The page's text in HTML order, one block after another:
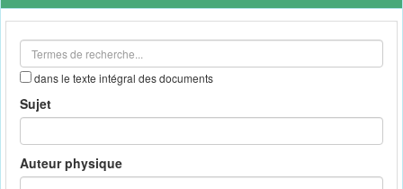
outils
dans le texte intégral des documents
Sujet
Auteur physique